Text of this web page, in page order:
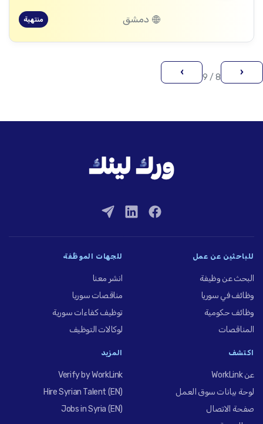
دمشق منتهية
‹
8 / 9
›
للباحثين عن عمل
البحث عن وظيفة
وظائف في سوريا
وظائف حكومية
المناقصات
للجهات الموظِّفة
انشر معنا
مناقصات سوريا
توظيف كفاءات سورية
لوكالات التوظيف
اكتشف
عن WorkLink
لوحة بيانات سوق العمل
صفحة الاتصال
المزيد
Verify by WorkLink
Hire Syrian Talent (EN)
Jobs in Syria (EN)